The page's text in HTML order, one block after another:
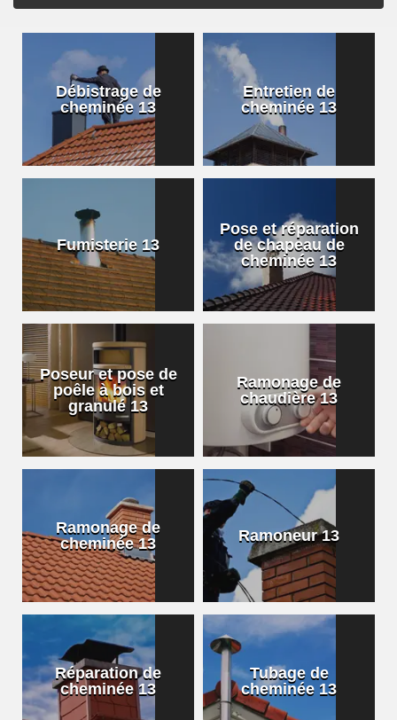
Débistrage de
cheminée 13
Entretien de
cheminée 13
Fumisterie 13
Pose et réparation
de chapeau de
cheminée 13
Poseur et pose de
poêle à bois et
granulé 13
Ramonage de
chaudière 13
Ramonage de
cheminée 13
Ramoneur 13
Réparation de
cheminée 13
Tubage de
cheminée 13